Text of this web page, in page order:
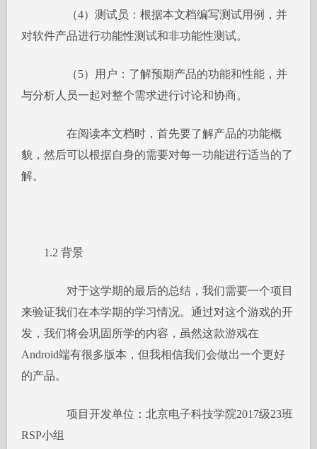
（4）测试员：根据本文档编写测试用例，并
对软件产品进行功能性测试和非功能性测试。
（5）用户：了解预期产品的功能和性能，并
与分析人员一起对整个需求进行讨论和协商。
在阅读本文档时，首先要了解产品的功能概
貌，然后可以根据自身的需要对每一功能进行适当的了
解。
1.2 背景
对于这学期的最后的总结，我们需要一个项目
来验证我们在本学期的学习情况。通过对这个游戏的开
发，我们将会巩固所学的内容，虽然这款游戏在
Android端有很多版本，但我相信我们会做出一个更好
的产品。
项目开发单位：北京电子科技学院2017级23班
RSP小组